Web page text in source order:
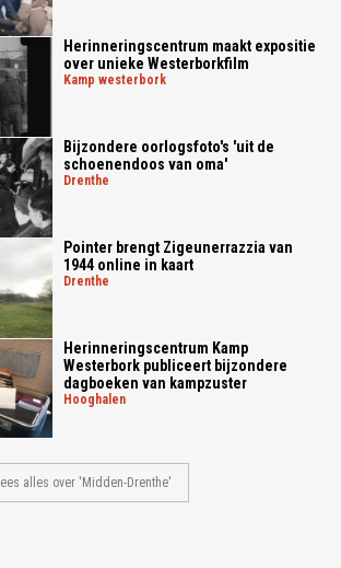
Herinneringscentrum maakt expositie
over unieke Westerborkfilm
kamp westerbork
Bijzondere oorlogsfoto's 'uit de
schoenendoos van oma'
drenthe
Pointer brengt Zigeunerrazzia van
1944 online in kaart
drenthe
Herinneringscentrum Kamp
Westerbork publiceert bijzondere
dagboeken van kampzuster
hooghalen
alles over 'Midden-Drenthe'